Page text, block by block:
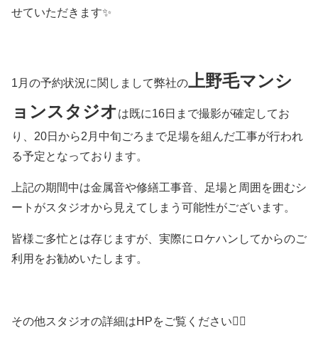
せていただきます✨
1月の予約状況に関しまして弊社の上野毛マンシ
ョンスタジオは既に16日まで撮影が確定してお
り、20日から2月中旬ごろまで足場を組んだ工事が行われ
る予定となっております。
上記の期間中は金属音や修繕工事音、足場と周囲を囲むシ
ートがスタジオから見えてしまう可能性がございます。
皆様ご多忙とは存じますが、実際にロケハンしてからのご
利用をお勧めいたします。
その他スタジオの詳細はHPをご覧ください💁‍♀️